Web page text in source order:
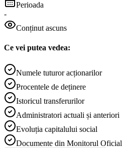
Perioada
-
Conținut ascuns
Ce vei putea vedea:
Numele tuturor acționarilor
Procentele de deținere
Istoricul transferurilor
Administratori actuali și anteriori
Evoluția capitalului social
Documente din Monitorul Oficial